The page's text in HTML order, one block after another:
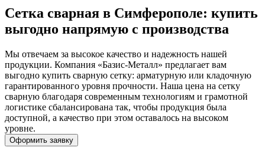
Сетка сварная в Симферополе: купить
выгодно напрямую с производства
Мы отвечаем за высокое качество и надежность нашей
продукции. Компания «Базис-Металл» предлагает вам
выгодно купить сварную сетку: арматурную или кладочную
гарантированного уровня прочности. Наша цена на сетку
сварную благодаря современным технологиям и грамотной
логистике сбалансирована так, чтобы продукция была
доступной, а качество при этом оставалось на высоком
уровне.
Оформить заявку